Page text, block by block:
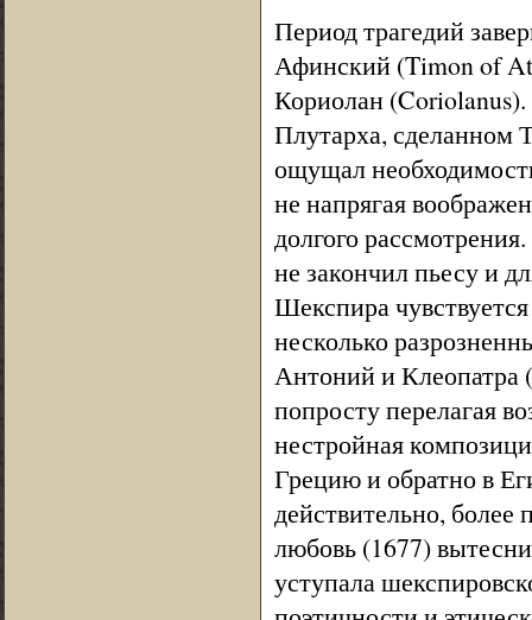
Период трагедий
Афинский (Timon of
Кориолан
Плутарха, сделанном
ощущал
не напрягая
долгого
не закончил пьесу и
Шекспира
несколько
Антоний и Клеопатра
попросту перелагая
нестройная
Грецию и обратно в
действительно, более
любовь (1677)
уступала